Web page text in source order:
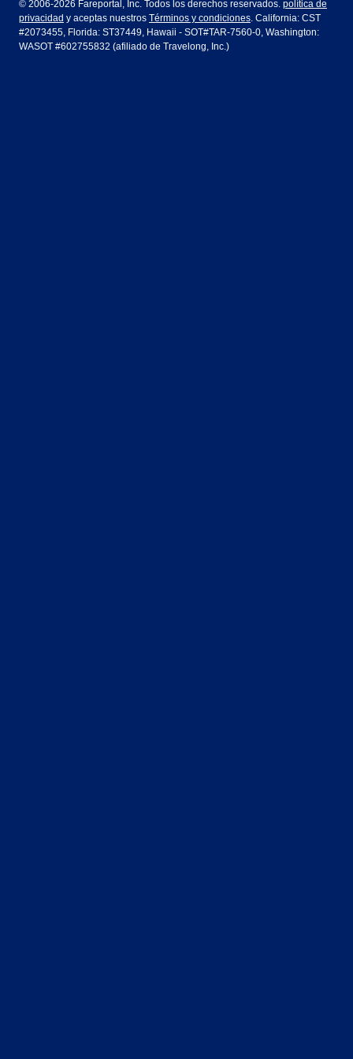
Air Europa Turkish Airlines
Houston Las Vegas
Miami
Guadalajara Lima
© 2006-2026 Fareportal, Inc. Todos los derechos reservados. política de
privacidad y aceptas nuestros Términos y condiciones. California: CST
#2073455, Florida: ST37449, Hawaii - SOT#TAR-7560-0, Washington:
WASOT #602755832 (afiliado de Travelong, Inc.)